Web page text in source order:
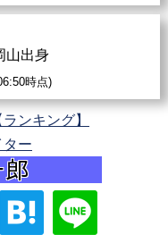
山出身
時点)
ンキング】
ター